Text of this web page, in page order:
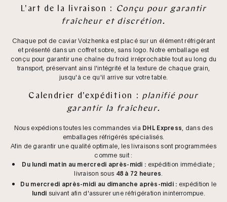
L'art de la livraison :
Conçu pour garantir
fraîcheur et discrétion.
Chaque pot de caviar Volzhenka est placé sur un élément réfrigérant
et présenté dans un coffret sobre, sans logo. Notre emballage est
conçu pour garantir une chaîne du froid irréprochable tout au long du
transport, préservant ainsi l'intégrité et la texture de chaque grain,
jusqu'à ce qu'il arrive sur votre table.
Calendrier d'expédition : planifié pour
garantir la fraîcheur.
Nous expédions toutes les commandes via DHL Express , dans des
emballages réfrigérés spécialisés.
Afin de garantir une qualité optimale, les livraisons sont programmées
comme suit :
Du lundi matin au mercredi après-midi : expédition immédiate ;
livraison sous 48 à 72 heures
Du mercredi après-midi au dimanche après-midi : expédition le
lundi suivant afin d'assurer une réfrigération ininterrompue.